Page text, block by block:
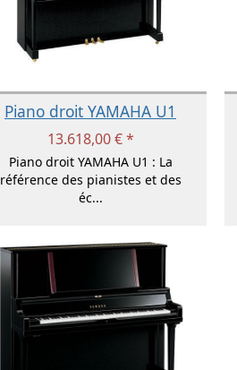
Piano droit YAMAHA U1
13.618,00 € *
Piano droit YAMAHA U1 : La
référence des pianistes et des
éc...